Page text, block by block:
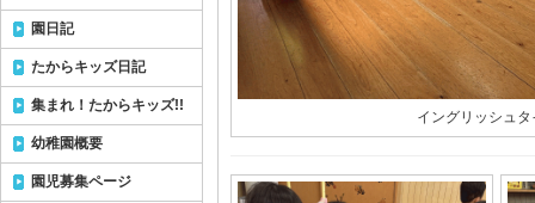
イングリッシュ
園日記
たからキッズ日記
集まれ！たからキッズ!!
幼稚園概要
園児募集ページ